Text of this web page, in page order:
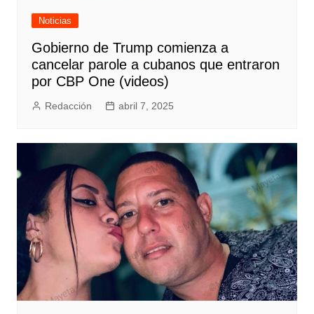
Noticias
Gobierno de Trump comienza a
cancelar parole a cubanos que entraron
por CBP One (videos)
Redacción abril 7, 2025